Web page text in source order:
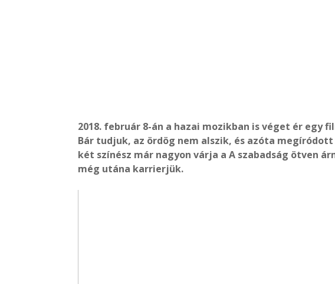
2018. február 8-án a hazai mozikban is véget ér
Bár tudjuk, az ördög nem alszik, és azóta megíródott
két színész már nagyon várja a A szabadság ötven
még utána karrierjük.